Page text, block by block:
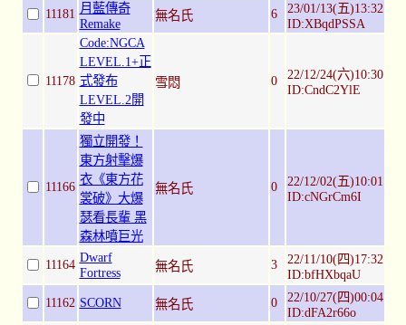
11181 月藍傳奇
Remake
無名氏 6
23/01/13(五)13:32
ID:XBqdPSSA
11178
Code:NGCA
LEVEL.1+正
式發布
LEVEL.2開
發中
雪悶 0
22/12/24(六)10:30
ID:CndC2YlE
11166
獨立開發！
東方射擊爆
衣《東方花
裳破》大爆
瑟看長輩 黑
森林噴巨光
無名氏 0
22/12/02(五)10:01
ID:cNGrCm6I
11164 Dwarf
Fortress
無名氏 3
22/11/10(四)17:32
ID:bfHXbqaU
11162 SCORN 無名氏 0
22/10/27(四)00:04
ID:dFA2r66o